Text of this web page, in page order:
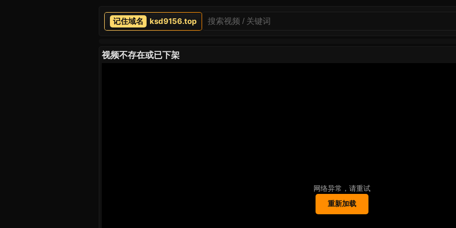
ksd9156.top
视频不存在或已下架
网络异常，请重试
重新加载